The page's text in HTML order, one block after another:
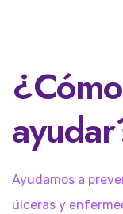
Ayudamos a
úlceras y